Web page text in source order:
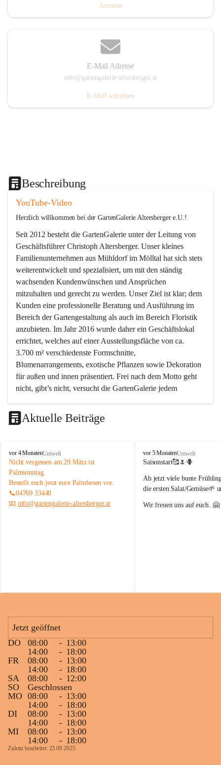
Anrufen
E-Mail Adresse
info@gartengalerie-altersberger.at
E-Mail schreiben
Beschreibung
YouTube-Video
Herzlich willkommen bei der GartenGalerie Altersberger e.U.!
Seit 2012 besteht die GartenGalerie unter der Leitung von
Geschäftsführer Christoph Altersberger. Unser kleines
Familienunternehmen aus Mühldorf im Mölltal hat sich stets
weiterentwickelt und spezialisiert, um mit den ständig
wachsenden Kundenwünschen und Ansprüchen
mitzuhalten und gerecht zu werden. Unser Ziel ist klar; dem
Kunden eine professionelle Beratung und Ausführung im
Bereich der Gartengestaltung als auch im Bereich Floristik
anzubieten. Im Jahr 2016 wurde daher ein Geschäftslokal
errichtet, welches auf einer Ausstellungsfläche von ca.
3.700 m² verschiedenste Formschnitte,
Blumenarrangements, exotische Pflanzen sowie Dekoration
für außen und innen präsentiert. Frei nach dem Motto geht
nicht, gibt’s nicht, versucht die GartenGalerie jedem
bestmöglich zu beraten, sodass jeder Besuch etwas Neues
bietet und ein Erlebnis darstellt.
Aktuelle Beiträge
G
a
r
t
e
n
G
e
r
g
e
r
e
.
U
.
vor 4 MonatenUmwelt
Nicht vergessen am 29.März ist
Palmsonntag.
Bestellt euch jetzt eure Palmbesen vor.
📞04769 33440
📧 info@gartengalerie-altersberger.at
G
a
t
e
G
e
r
vor 5 MonatenUmwelt
Saisonstart🥰🌷🪻
Ab jetzt viele bunte
die ersten Salat/Gemüse🌱
Wir freuen uns auf euch. 🤗
Jetzt geöffnet
DO
08:00 - 13:00
14:00
- 18:00
FR
08:00 - 13:00
14:00
- 18:00
SA
08:00 - 12:00
SO
Geschlossen
MO 08:00 - 13:00
14:00
- 18:00
DI
08:00 - 13:00
14:00
- 18:00
MI
08:00 - 13:00
14:00
- 18:00
Zuletzt bearbeitet: 23.09.2025